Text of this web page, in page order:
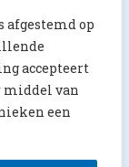
op
accepteert
middel van
een